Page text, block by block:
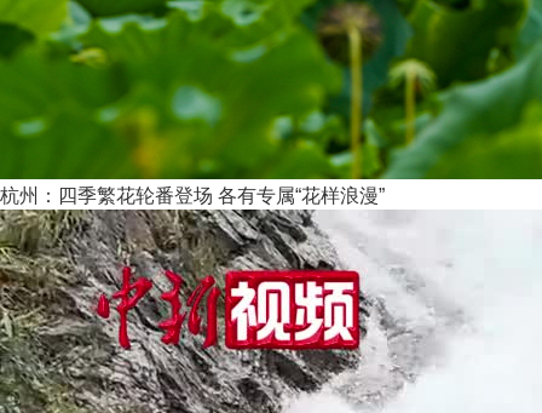
杭州：四季繁花轮番登场 各有专属“花样浪漫”